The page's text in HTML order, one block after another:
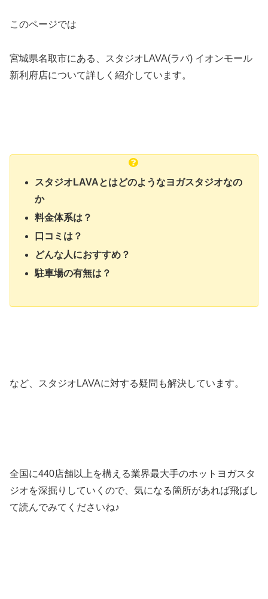
このページでは
宮城県名取市にある、スタジオLAVA(ラバ) イオンモール
新利府店について詳しく紹介しています。
スタジオLAVAとはどのようなヨガスタジオなの
か
料金体系は？
口コミは？
どんな人におすすめ？
駐車場の有無は？
など、スタジオLAVAに対する疑問も解決しています。
全国に440店舗以上を構える業界最大手のホットヨガスタ
ジオを深掘りしていくので、気になる箇所があれば飛ばし
て読んでみてくださいね♪